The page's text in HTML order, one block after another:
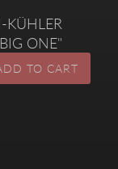
KÜHLER
ONE"